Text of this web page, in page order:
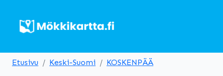
Etusivu Keski-Suomi KOSKENPÄÄ